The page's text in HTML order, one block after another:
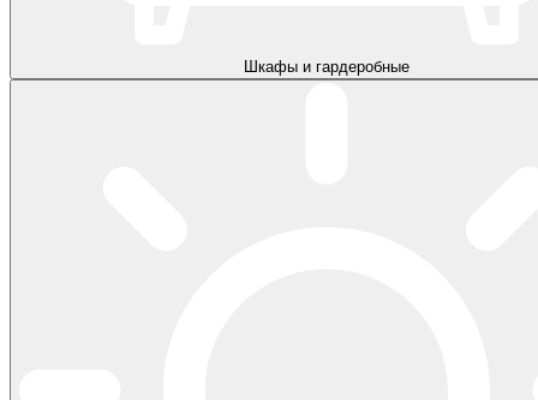
Шкафы и гардеробные